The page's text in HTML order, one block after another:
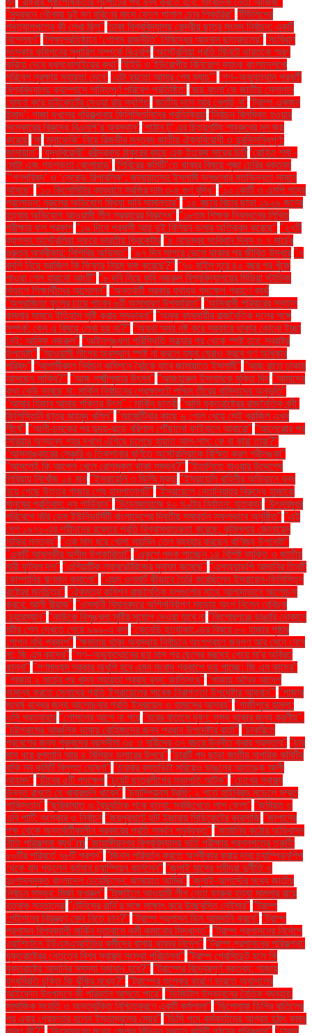
''সুন্দরবনে নৌকায় দুই মণ হরিণের মাংস ফেলে পালাল চোর শিকারিরা'' 'টিউলিপের
পদত্যাগপত্রে কী লেখা ছিল'' 'ঢাকা বিশ্ববিদ্যালয় কেন্দ্রীয় ছাত্র সংসদ নির্বাচন: একটি
বিশ্লেষণ'' 'শিক্ষাপ্রতিষ্ঠানে ‘গোপন রাজনীতি’ নিষিদ্ধের আহ্বান ছাত্রদলের'' 'সংবিধান
সংস্কার কমিশনের সুপারিশ সম্পর্কে বিএনপি ‘অস্ট্রেলিয়া প্রতি মিনিটে ভারতকে স্মরণ
করিয়ে দেবে ধবলধোলাইয়ের কথা’ ‘ইইউ ও ইউরোপীয় বিনিয়োগ ব্যাংক বাংলাদেশকে
পরিবেশ সুরক্ষায় সহায়তা দেবে’ ‘এটা হয়তো আমার শেষ ম্যাচ’" ‘গণ–অভ্যুত্থান পরবর্তী
বিশ্ববিদ্যালয় ক্যাম্পাসে শান্তিপূর্ণ পরিবেশ প্রতিষ্ঠিত’ ‘জয় বাংলা’কে জাতীয় স্লোগান
ঘোষণা করে হাইকোর্টের দেওয়া রায় স্থগিত ‘জাতীয় দলে আর খেলছি না’ ‘ট্রাম্প একজন
উন্মাদ’: গাজা দখলের পরিকল্পনায় ফিলিস্তিনিদের প্রতিক্রিয়া ‘নির্বাচন বিলম্বিত হওয়ার
সংস্কারের বিরুদ্ধে বিএনপি’র অবস্থান’ ‘পাঠান টু’ এর চিত্রনাট্য শাহরুখের মন জয়
করেছে ‘মা ‘মুনাফেকি’ নিয়ে রিজভীর মন্তব্য জাতীয় ঐক্যবিরোধী ও দুরভিসন্ধিপূর্ণ:
জামায়াত" ‘যুদ্ধবিরোধী’ রবীন্দ্রনাথ ঠাকুরের কাছে এক ইংরেজ মায়ের চিঠি ‘রোহিত শর্মা -
মোটা এবং গড়পড়তা খেলোয়াড়’ ‘শিবিরের কমিটি’তে থাকার বিষয়ে পূজা চেরির বক্তব্য
"‘গণপরিষদ’ ও ‘সেকেন্ড রিপাবলিক’: জামায়াতসহ ইসলামী দলগুলোর মতভিন্নতা সামনে
আসছে" "১০ কিলোমিটার ব্যবধানে সবজির দাম ৩-৪ গুণ বৃদ্ধি" "১০ কোটি ও এমপি পদের
প্রলোভন: নুরুলের অভিযোগ মিথ্যা দাবি সামান্তার" "১৫ বছরে বিচার ছাড়া ১৯২৬ জনের
হত্যার অভিযোগ আওয়ামী লীগ সরকারের বিরুদ্ধে" "১৮তম শিক্ষক নিবন্ধনের লিখিত
পরীক্ষার ফল প্রকাশ "১৯ দিনে প্রবাসী আয় দুই বিলিয়ন ডলার অতিক্রম করেছে" "২৭টি
ব্যাগসহ অস্ট্রেলিয়া সফরে ভারতীয় ক্রিকেটার "৪ নভেম্বর সংবিধান দিবস ও ৭ মার্চের
গুরুত্ব অস্বীকার: সিপিবির অভিমত" "৬৭ দিন সাগরে ভেসে থাকার পর জীবিত উদ্ধার "৭
বদলি নিয়ে ব্রাজিল কি ফিফার নিয়ম ভঙ্গ করেছে?" "৭০ মাইল দূরে ৪০ বছর পর খুঁজে
পাওয়া গেল হারানো আংটি" "৮ দবি নিয়ে কবি নজরুল বিশ্ববিদ্যালয়ের মিডিয়া স্টাডিজ
বিভাগে শিক্ষার্থীদের আন্দোলন" "অন্তর্বর্তী সরকার যথাযথ পদক্ষেপ গ্রহণে ব্যর্থ
"অপরাজিতা ফুলের চায়ে পাবেন ৬টি অসাধারণ উপকারিতা" "অভিবাসী পরিবারের সন্তান
কমলার সামনে ইতিহাস সৃষ্টি করার সম্ভাবনা" "অমুক ব্যবসায়ীর রাজনৈতিক দলের সঙ্গে
সম্পর্ক: কেন এ বিষয়ে লেখা হয় না?" "অযথা সময় নষ্ট করে সরকারে থাকার কোনো ইচ্ছা
নেই: আসিফ নজরুল" "আইনশৃঙ্খলা পরিস্থিতি সন্ধ্যার পর থেকে স্পষ্ট হবে: স্বরাষ্ট্র
উপদেষ্টা" "আওয়ামী লীগের অবস্থান স্পষ্ট না করলে যমুনা ঘেরাও করবে গণ অধিকার
পরিষদ" "আগামীকাল নির্বাচন কমিশনে বৈঠকে যাবে জামায়াতে ইসলামী" "আজ রাতে ঢাকায়
আসছেন সাকিব?" "আজ লক্ষ্মীপূজার উৎসব" "আজহারুল ইসলামকে মুক্তি দিন "আমাদের
কথা কেউ ভাবছে না: মার্কিন নির্বাচনের প্রেক্ষাপটে পশ্চিম তীরের বাসিন্দাদের অনুভূতি"
"আমার হিজাব আমার শক্তির উৎস" : মার্কিন ছাত্রী "আমি যুক্তরাষ্ট্রের রাজনৈতিক বন্দী:
ফিলিস্তিনি ছাত্র মাহমুদ খলিল" "আর্জেন্টিনার কাছে ৬ গোল খেয়ে সেই ব্রাজিল এখন
শীর্ষে" "আলী-চমকের পর হৃদয়-ঝড়ে বরিশাল পৌঁছালো ফাইনালে আবারো" "আলেপ্পোর পর
সিরিয়ার অন্যান্য শহর দখলে এগিয়ে চলেছে হায়াত আল-শাম: কে বা কারা তারা?"
"আসলাঙ্কারের সেঞ্চুরি ও তিকশানার ঘূর্ণিতে অস্ট্রেলিয়াকে বিস্মিত করল শ্রীলঙ্কা"
"আসলেই কি আপেল খেলে রোগমুক্ত থাকা সম্ভব?" "ইতালিতে যাওয়ার উদ্দেশ্যে
লিবিয়ায় নিখোঁজ ২৪ জন "ইসরায়েলি ৩ জিম্মি মুক্ত "ইসরায়েলি বাহিনীর অভিযানে বন্ধ
হয়ে গেছে উত্তর গাজার শেষ হাসপাতালটি" "ইসরায়েলে নেতানিয়াহুর বিরুদ্ধে হাজারো
মানুষের প্রতিবাদ: দ্য গার্ডিয়ান" "উড়োজাহাজে ৪০ ঘণ্টার নির্যাতন: হাতকড়া "উৎসবমুখর
পরিবেশে নটর ডেম ইউনিভার্সিটি বাংলাদেশের দ্বিতীয় সমাবর্তন সফলভাবে অনুষ্ঠিত" "এই
দেশ ১৯৭১-এর শহীদদের রক্তের প্রতি বিশ্বাসঘাতকতা করেছে: কুমিল্লায় জোনায়েদ
সাকির মন্তব্য" "এক মাস ধরে খোলা সয়াবিন তেল ব্যবহার করছেন বাণিজ্য উপদেষ্টা"
"একটি আমলকীর অসীম উপকারিতা!" "একুশে পদক পাচ্ছেন ১৪ বিশিষ্ট ব্যক্তি ও জাতীয়
নারী ফুটবল দল" "এশিয়াটিক ল্যাবরেটরিজের মুনাফা কমেছে" "এসঅ্যান্ডপি আদানির তিনটি
কোম্পানির ঋণমান কমালো" "এহুদ ওলমার্ট কীভাবে তৈরি করেছিলেন ইসরায়েল-ফিলিস্তিন
রাষ্ট্রের মানচিত্র" "ঐকমত্য কমিশন রাজনৈতিক দলগুলোর সাথে আলাদাভাবে আলোচনা
করবে: আলী রীয়াজ" "ওসমানী বিমানবন্দরে অগ্নিনির্বাপণ মহড়ায় অংশ নিলেন বেবিচক
চেয়ারম্যান" "কাউকে বিশৃঙ্খলা সৃষ্টির সুযোগ দেওয়া যাবে না "কিশোরগঞ্জে ভাঙারি দোকানে
মর্টার শেল দেখতে পেয়ে ৯৯৯-এ কল "কেনেডি হত্যাকাণ্ডের বিষয়ে ৮০ হাজার পৃষ্ঠার
গোপন নথি প্রকাশ" "ক্ষমতায় থাকা অবস্থায় নির্বাচনে অংশগ্রহণ জনগণ আর মেনে নেবে
না: জি এম কাদের" "গণ–অভ্যুত্থানের ছয় মাস পর ছেলের মরদেহ পেয়ে মা'র অবিরত
কান্না" "গণমাধ্যম সরকার অখুশি হবে এমন সংবাদ প্রকাশে ভয় পাচ্ছে: জি এম কাদের"
"গাজায় ২ মার্চের পর খাদ্য সহায়তা প্রবাহ বন্ধ: জাতিসংঘ" "গাজায় অবৈধ আদেশ
অমান্য করতে সেনাদের প্রতি ইসরায়েলের সাবেক নিরাপত্তা উপদেষ্টার আহ্বান"' "গাজার
সংঘর্ষ বন্ধের জন্য আলোচনার প্রতি ইসরায়েল ও হামাসের আগ্রহ" "গাজীপুরে হামলা:
ওসি প্রত্যাহার "গোসলের আগে না পরে "ঘরের বাতাসে দূষণ: সুস্থ থাকার জন্য করণীয়".
"চট্টগ্রামের আঞ্চলিক ভাষায় রোহিঙ্গাদের জন্য প্রধান উপদেষ্টার বার্তা" "চাকরিতে
প্রবেশের জন্য পুরুষদের বয়সসীমা ৩৫ ও নারীদের ৩৭ বছরে উন্নীত করার প্রস্তাব" "চার
মাস ধরে রপ্তানি আয় ৪ বিলিয়ন ডলারের উপরে" "চারটি পদ ছাড়া জাতীয় নাগরিক কমিটির
বাকি সব কমিটি বিলুপ্ত ঘোষণা" "চারবার বসতভিটা সরিয়েও ভাঙনের আতঙ্কে আলী
আহমদ" "চীনের ৫টি পদক্ষেপ "চুয়েট ছাত্রলীগের সভাপতি আটক" "চোখের স্বাস্থ্য
উন্নত রাখতে যে খাবারগুলি খাবেন" "চ্যাম্পিয়নস ট্রফি: ২ শর্তে হাইব্রিড মডেলে সম্মত
পাকিস্তান" "ছুরিকাঘাত ও বৈদ্যুতিক শকে হত্যা: সবজিখেতে লাশ ফেলা" "জমিয়ত ও
এবি পার্টি: সংস্কার ও নির্বাচন "জয়পুরহাটে হাট ইজারায় সিন্ডিকেটের কারসাজি "জাপানের
পক্ষ থেকে অন্তর্বর্তীকালীন সরকারের প্রতি সমর্থন পুনর্ব্যক্ত" "জার্মানির কঠোর অভিবাসন
নীতি পরিকল্পনা ব্যর্থ"m "জাহাঙ্গীরনগর বিশ্ববিদ্যালয় ভর্তি পরীক্ষার প্রশ্নপত্রে ত্রুটি:
৮০টির পরিবর্তে ৭৮টি প্রশ্ন" "জিনস পরিবর্তন করতে অস্বীকার করায় দাবা চ্যাম্পিয়নশিপ
থেকে বাদ পড়লেন বর্তমান চ্যাম্পিয়ন কার্লসেন" "জুলাই মাসের শহীদরা দুর্নীতি ও
দুঃশাসনমুক্ত বাংলাদেশ চেয়েছিলেন: জামায়াত আমির" "জুলাই-আগস্টের মধ্যে জাতীয়
নির্বাচন সম্ভব: মির্জা ফখরুল" "টাঙ্গাইলে আওয়ামী লীগ নেতা ফারুক হত্যা মামলার রায়ে
হতবাক সন্তানেরা "টেনিসের রানি’র সঙ্গে সাক্ষাৎ করে উচ্ছ্বসিত নেইমার" "ট্রাম্প
পেন্টাগনের নিয়ন্ত্রণ কেন নিতে চান?" "ট্রাম্প প্রশাসন ডিম আমদানি করবে" "ট্রাম্প
প্রশাসন বিশ্বব্যাপী মার্কিন দূতাবাসে কর্মী কমানোর সিদ্ধান্ত" "ট্রাম্প প্রশাসনের নির্দেশে
ওয়াশিংটনে ইউএসএআইডির কর্মীদের বাসায় থাকার নির্দেশ" "ট্রাম্প প্রশাসনের পরিকল্পনা:
যুক্তরাষ্ট্রের নেতৃত্বে বিশ্ব স্বাস্থ্য সংস্থা পরিচালনা" "ট্রাম্প প্রেসিডেন্ট হলে কি
যুক্তরাষ্ট্রে আদানির সমস্যা সমাধান হবে?" "ট্রাম্পের বিদ্বেষপূর্ণ বক্তব্য: গাজায়
যুদ্ধবিরতি চুক্তি কি ঝুঁকির মধ্যে?" "ট্রাম্পের শুল্কের কারণে ভারতে অ্যাপলের
আইফোন উৎপাদনে কী পরিবর্তন আসতে পারে" "ডিজিটাল উদ্ভাবনের নৈতিক ব্যবহার:
সামাজিক সংহতি ও অন্তর্ভুক্তি নিশ্চিতকরণে একটি কর্মশালা" "ডিপ্লোমা ডিগ্রি বাতিলের
পর এবার গ্রেফতার হলেন ইস্তাম্বুলের মেয়র" "ডিসি পদে কর্মকর্তাদের আগ্রহ হঠাৎ কমার